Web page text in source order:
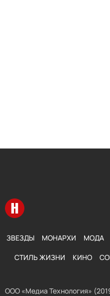
Перейти на главную
ЗВЕЗДЫ МОНАРХИ МОДА
СТИЛЬ ЖИЗНИ КИНО
ООО «Медиа Технология»